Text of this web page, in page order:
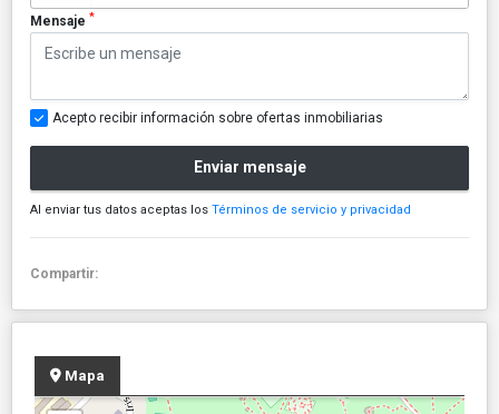
Mensaje *
Acepto recibir información sobre ofertas inmobiliarias
Enviar mensaje
Al enviar tus datos aceptas los Términos de servicio y privacidad
Compartir:
Mapa